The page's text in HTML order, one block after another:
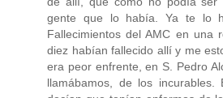
gente que lo había. Ya te lo
Fallecimientos del AMC en una
diez habían fallecido allí y me
era peor enfrente, en S. Pedro
llamábamos, de los incurables.